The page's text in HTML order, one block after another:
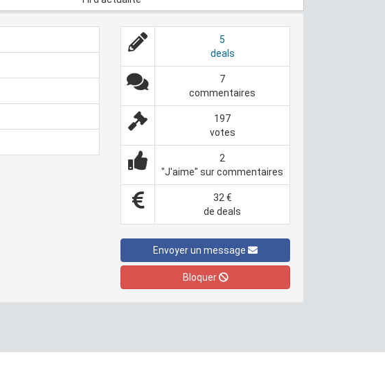
5
deals
7
commentaires
197
votes
2
"J'aime" sur commentaires
32 €
de deals
Envoyer un message
Bloquer